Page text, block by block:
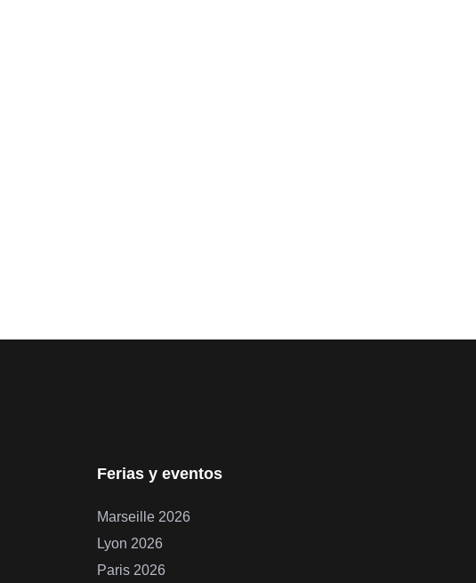
Ferias y eventos
Marseille 2026
Lyon 2026
Paris 2026